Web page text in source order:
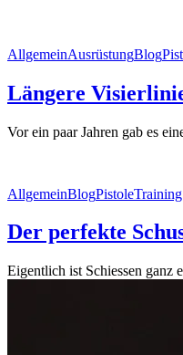
AllgemeinAusrüstungBlog
Längere
Vor ein paar Jahren gab es
AllgemeinBlogPistoleTraining
Der perfekte
Eigentlich ist Schiessen ganz